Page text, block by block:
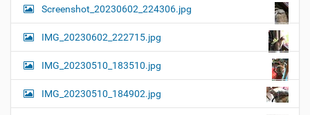
Screenshot_20230602_224306.jpg
IMG_20230602_222715.jpg
IMG_20230510_183510.jpg
IMG_20230510_184902.jpg